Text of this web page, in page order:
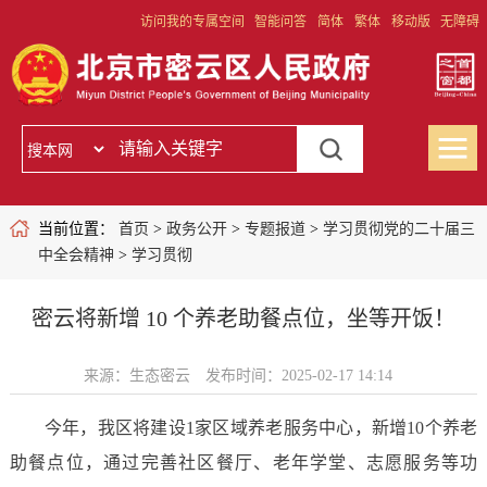
访问我的专属空间 智能问答 简体 繁体 移动版 无障碍
当前位置： 首页 > 政务公开> 专题报道> 学习贯彻党的二十届三
中全会精神 > 学习贯彻
密云将新增 10 个养老助餐点位，坐等开饭！
来源：生态密云 发布时间：2025-02-17 14:14
今年，我区将建设1家区域养老服务中心，新增10个养老
助餐点位，通过完善社区餐厅、老年学堂、志愿服务等功